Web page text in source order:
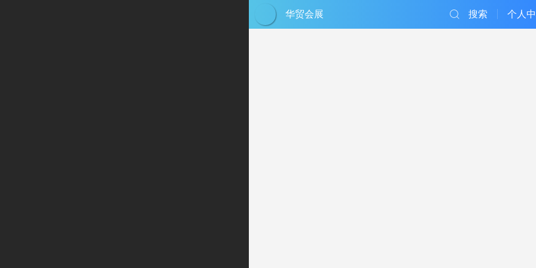
华贸会展 个人
搜索